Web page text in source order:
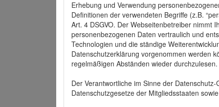
Erhebung und Verwendung
Definitionen der verwendeten Begriffe (z.B.
Art. 4 DSGVO. Der Webseitenbetreiber nimmt
personenbezogenen Daten vertraulich und
Technologien und die ständige
Datenschutzerklärung vorgenommen werden
regelmäßigen Abständen wieder durchzulesen.
Der Verantwortliche im Sinne der
Datenschutzgesetze der Mitgliedsstaaten